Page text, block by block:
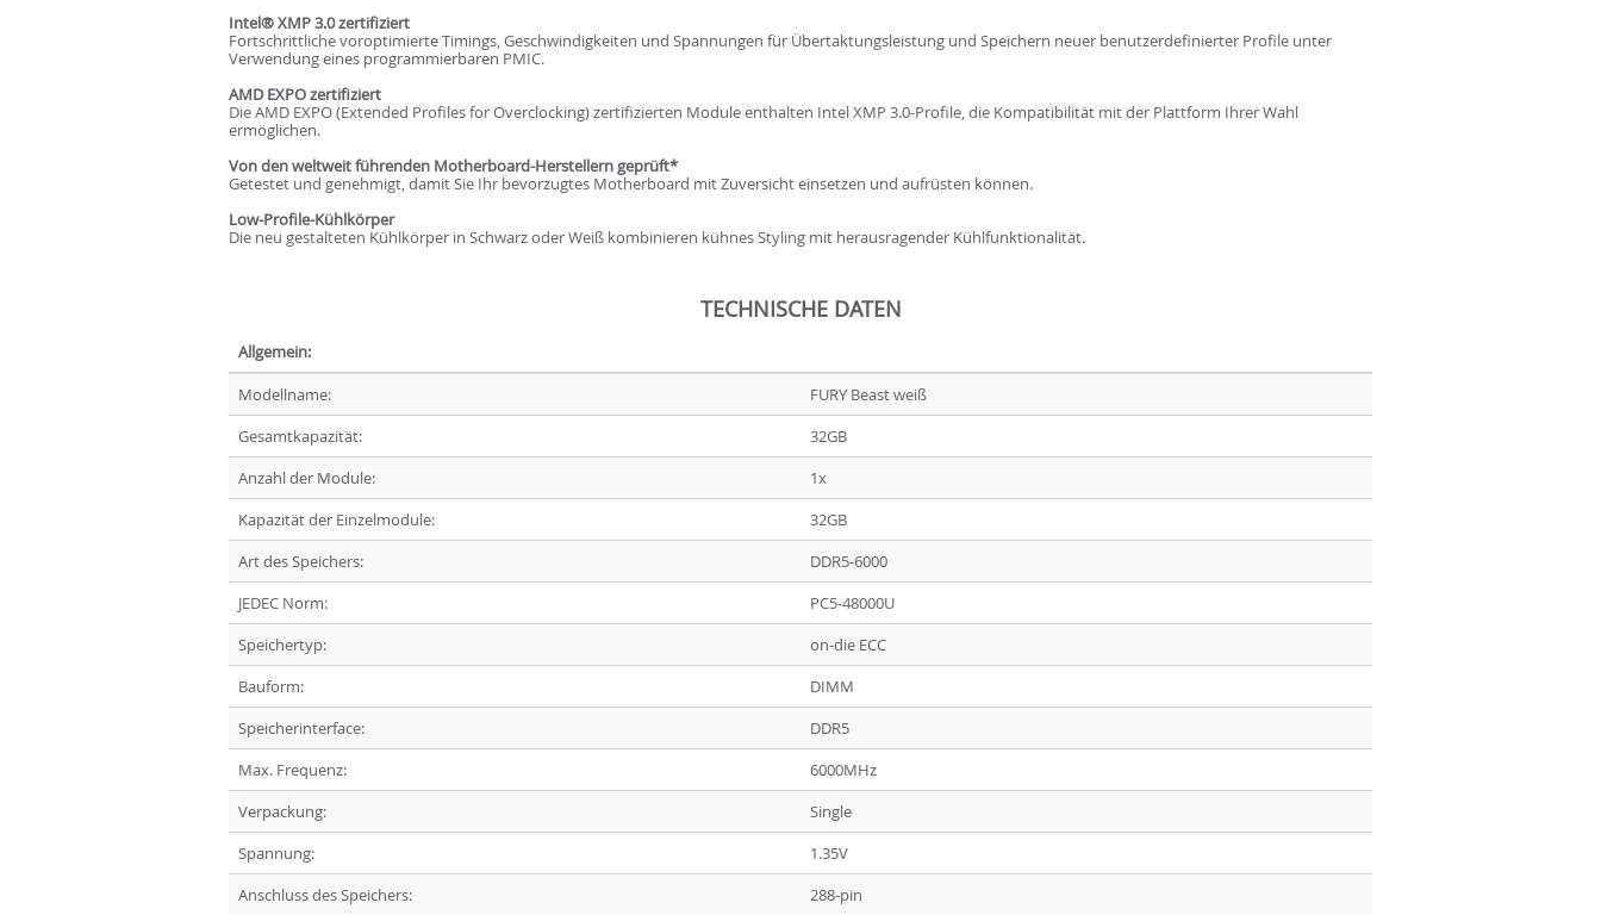
Intel® XMP 3.0 zertifiziert
Fortschrittliche voroptimierte Timings, Geschwindigkeiten und Spannungen für Übertaktungsleistung und Speichern neuer benutzerdefinierter Profile unter
Verwendung eines programmierbaren PMIC.
AMD EXPO zertifiziert
Die AMD EXPO (Extended Profiles for Overclocking) zertifizierten Module enthalten Intel XMP 3.0-Profile, die Kompatibilität mit der Plattform Ihrer Wahl
ermöglichen.
Von den weltweit führenden Motherboard-Herstellern geprüft*
Getestet und genehmigt, damit Sie Ihr bevorzugtes Motherboard mit Zuversicht einsetzen und aufrüsten können.
Low-Profile-Kühlkörper
Die neu gestalteten Kühlkörper in Schwarz oder Weiß kombinieren kühnes Styling mit herausragender Kühlfunktionalität.
TECHNISCHE DATEN
Allgemein:
Modellname:
FURY Beast weiß
Gesamtkapazität:
32GB
Anzahl der Module:
1x
Kapazität der Einzelmodule:
32GB
Art des Speichers:
DDR5-6000
JEDEC Norm:
PC5-48000U
Speichertyp:
on-die ECC
Bauform:
DIMM
Speicherinterface:
DDR5
Max. Frequenz:
6000MHz
Verpackung:
Single
Spannung:
1.35V
Anschluss des Speichers:
288-pin